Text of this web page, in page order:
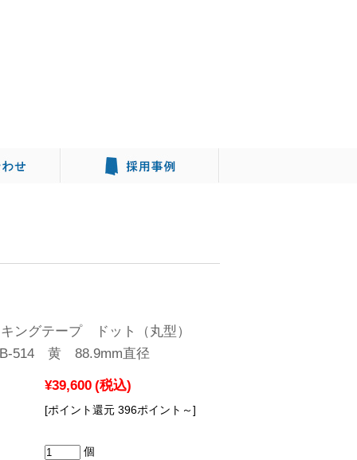
ングテープ ドット（丸型）
514 黄 88.9mm直径
¥39,600 (税込)
[ポイント還元 396ポイント～]
個